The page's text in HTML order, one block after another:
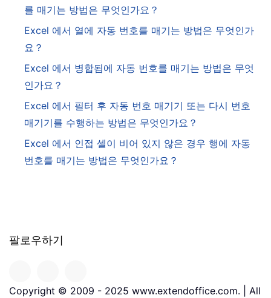
를 매기는 방법은 무엇인가요？
Excel 에서 열에 자동 번호를 매기는 방법은 무엇인가
요？
Excel 에서 병합됨에 자동 번호를 매기는 방법은 무엇
인가요？
Excel 에서 필터 후 자동 번호 매기기 또는 다시 번호
매기기를 수행하는 방법은 무엇인가요？
Excel 에서 인접 셀이 비어 있지 않은 경우 행에 자동
번호를 매기는 방법은 무엇인가요？
팔로우하기
Copyright © 2009 - 2025 www.extendoffice.com. | All